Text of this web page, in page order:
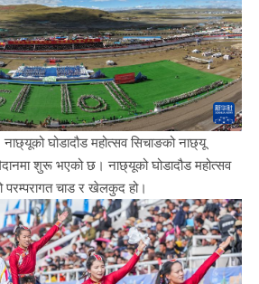
घोडादौड महोत्सव सिचाङको नाछ्यू
शुरू भएको छ। नाछ्यूको घोडादौड महोत्सव
परम्परागत चाड र खेलकुद हो।